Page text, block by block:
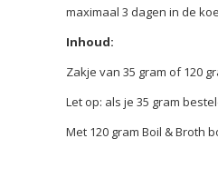
maximaal 3 dagen in de
Inhoud:
Zakje van 35 gram of 120
Let op: als je 35 gram
Met 120 gram Boil & Broth